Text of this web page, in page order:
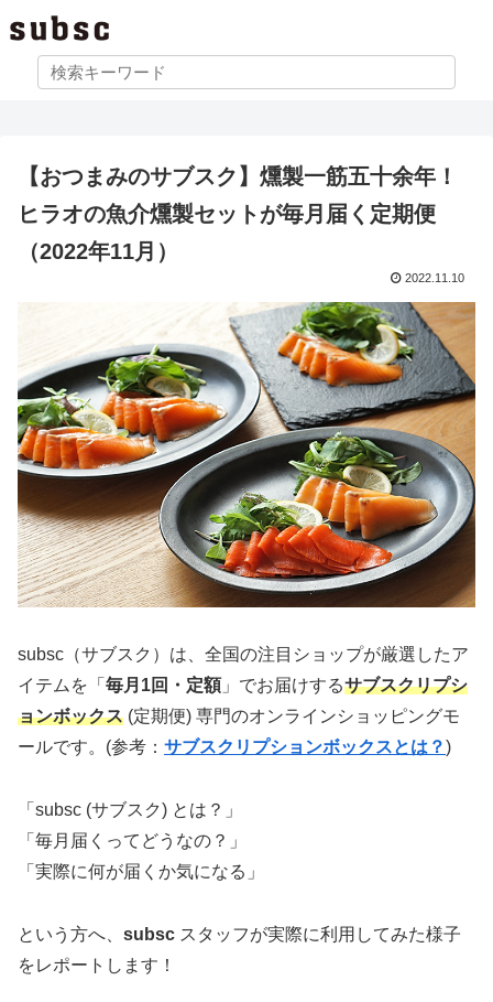
【おつまみのサブスク】燻製一筋五十余年！
ヒラオの魚介燻製セットが毎月届く定期便
（2022年11月）
2022.11.10
subsc（サブスク）は、全国の注目ショップが厳選したア
イテムを「 毎月1回・定額」でお届けするサブスクリプシ
ョンボックス (定期便) 専門のオンラインショッピングモ
ールです。(参考： サブスクリプションボックスとは？)
「subsc (サブスク) とは？」
「毎月届くってどうなの？」
「実際に何が届くか気になる」
という方へ、 subsc スタッフが実際に利用してみた様子
をレポートします！